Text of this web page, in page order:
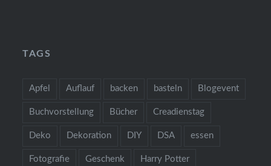
TAGS
Apfel Auflauf backen basteln Blogevent
Buchvorstellung Bücher Creadienstag
Deko Dekoration DIY DSA essen
Fotografie Geschenk Harry Potter